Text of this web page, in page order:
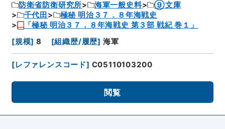
防衛省防衛研究所 海軍一般史料
⑨文庫
千代田
極秘 明治３７．８年海戦史
「極秘 明治３７．８年海戦史 第３部 戦紀 巻１」
[規模] 8 [組織歴/履歴] 海軍
[レファレンスコード] C05110103200
閲覧